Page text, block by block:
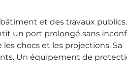
et des travaux publics.
un port prolongé sans
chocs et les projections. Sa
Un équipement de